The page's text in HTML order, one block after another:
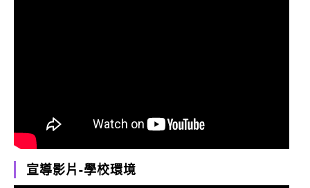
宣導影片-學校環境